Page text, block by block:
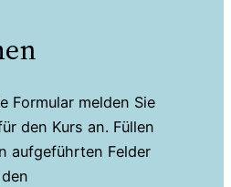
Formular melden Sie
den Kurs an. Füllen
aufgeführten Felder